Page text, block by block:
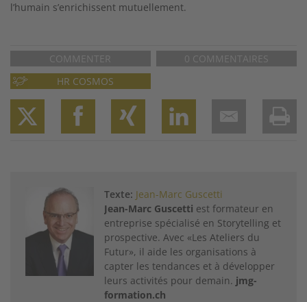
l’humain s’enrichissent mutuellement.
COMMENTER
0 COMMENTAIRES
HR COSMOS
Texte: Jean-Marc Guscetti
Jean-Marc Guscetti est formateur en
entreprise spécialisé en Storytelling et
prospective. Avec «Les Ateliers du
Futur», il aide les organisations à
capter les tendances et à développer
leurs activités pour demain. jmg-
formation.ch